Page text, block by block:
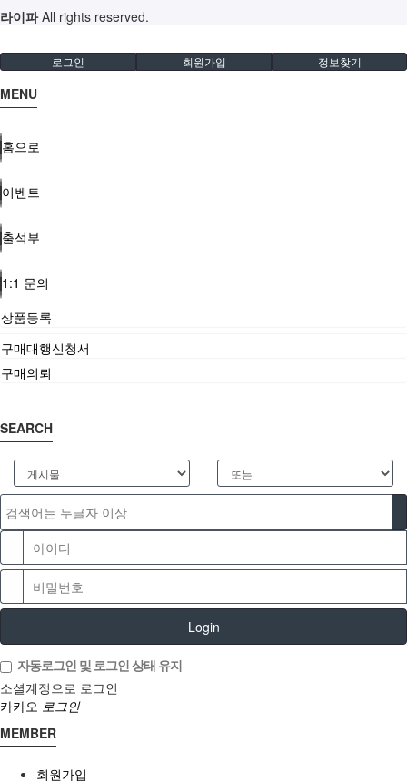
라이파All rights reserved.
로그인 회원가입 정보찾기
MENU
홈으로
이벤트
출석부
1:1 문의
상품등록
구매대행신청서
구매의뢰
SEARCH
Login
자동로그인 및 로그인 상태 유지
소셜계정으로 로그인
카카오 로그인
MEMBER
회원가입